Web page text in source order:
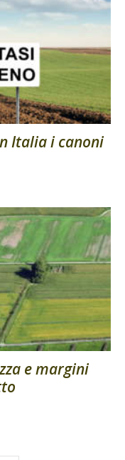
Italia i canoni
e margini